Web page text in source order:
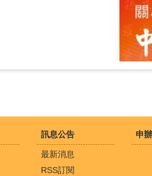
訊息公告
最新消息
RSS訂閱
申